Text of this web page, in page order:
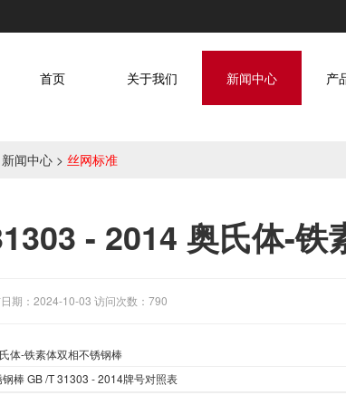
产
新闻中心
关于我们
首页
新闻中心 > 丝网标准
- 2014 奥氏体-铁
期：2024-10-03 访问次数：790
体-铁素体双相不锈钢棒
钢棒GB /T 31303 - 2014牌号对照表